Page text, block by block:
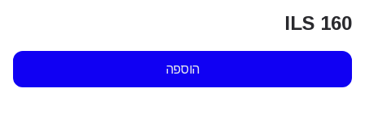
ILS 160
הוספה